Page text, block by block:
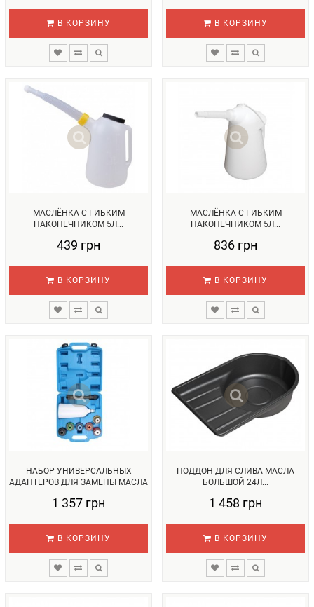
В КОРЗИНУ В КОРЗИНУ
МАСЛЁНКА С ГИБКИМ
НАКОНЕЧНИКОМ 5Л...
439 грн
В КОРЗИНУ
МАСЛЁНКА С ГИБКИМ
НАКОНЕЧНИКОМ 5Л...
836 грн
В КОРЗИНУ
НАБОР УНИВЕРСАЛЬНЫХ
АДАПТЕРОВ ДЛЯ ЗАМЕНЫ МАСЛА
1 357 грн
В КОРЗИНУ
ПОДДОН ДЛЯ СЛИВА МАСЛА
БОЛЬШОЙ 24Л...
1 458 грн
В КОРЗИНУ